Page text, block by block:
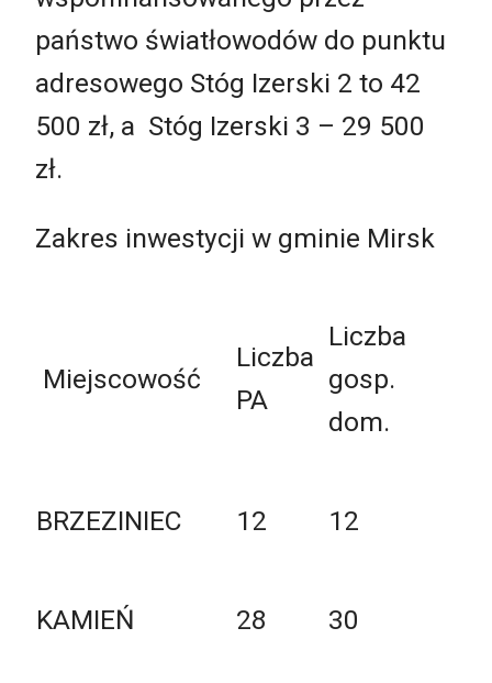
państwo światłowodów do punktu
adresowego Stóg Izerski 2 to 42
500 zł, a Stóg Izerski 3 – 29 500
zł.
Zakres inwestycji w gminie Mirsk
Miejscowość
Liczba
PA
Liczba
gosp.
dom.
BRZEZINIEC 12 12
KAMIEŃ 28 30